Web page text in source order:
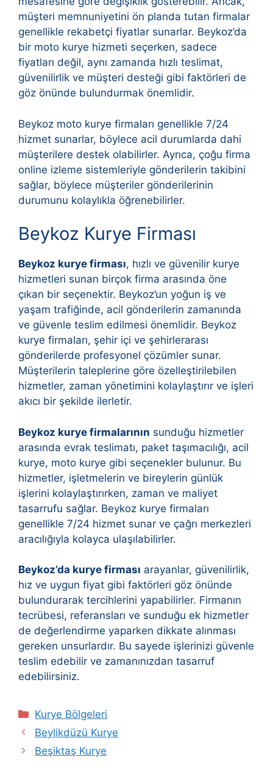
müşteri memnuniyetini ön planda tutan firmalar
genellikle rekabetçi fiyatlar sunarlar. Beykoz’da
bir moto kurye hizmeti seçerken, sadece
fiyatları değil, aynı zamanda hızlı teslimat,
güvenilirlik ve müşteri desteği gibi faktörleri de
göz önünde bulundurmak önemlidir.
Beykoz moto kurye firmaları genellikle 7/24
hizmet sunarlar, böylece acil durumlarda dahi
müşterilere destek olabilirler. Ayrıca, çoğu firma
online izleme sistemleriyle gönderilerin takibini
sağlar, böylece müşteriler gönderilerinin
durumunu kolaylıkla öğrenebilirler.
Beykoz Kurye Firması
Beykoz kurye firması, hızlı ve güvenilir kurye
hizmetleri sunan birçok firma arasında öne
çıkan bir seçenektir. Beykoz’un yoğun iş ve
yaşam trafiğinde, acil gönderilerin zamanında
ve güvenle teslim edilmesi önemlidir. Beykoz
kurye firmaları, şehir içi ve şehirlerarası
gönderilerde profesyonel çözümler sunar.
Müşterilerin taleplerine göre özelleştirilebilen
hizmetler, zaman yönetimini kolaylaştırır ve işleri
akıcı bir şekilde ilerletir.
Beykoz kurye firmalarının sunduğu hizmetler
arasında evrak teslimatı, paket taşımacılığı, acil
kurye, moto kurye gibi seçenekler bulunur. Bu
hizmetler, işletmelerin ve bireylerin günlük
işlerini kolaylaştırırken, zaman ve maliyet
tasarrufu sağlar. Beykoz kurye firmaları
genellikle 7/24 hizmet sunar ve çağrı merkezleri
aracılığıyla kolayca ulaşılabilirler.
Beykoz’da kurye firması arayanlar, güvenilirlik,
hız ve uygun fiyat gibi faktörleri göz önünde
bulundurarak tercihlerini yapabilirler. Firmanın
tecrübesi, referansları ve sunduğu ek hizmetler
de değerlendirme yaparken dikkate alınması
gereken unsurlardır. Bu sayede işlerinizi güvenle
teslim edebilir ve zamanınızdan tasarruf
edebilirsiniz.
Kategoriler
Kurye Bölgeleri
Beylikdüzü Kurye
Beşiktaş Kurye